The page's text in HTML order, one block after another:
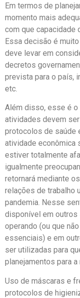
Em termos de
momento mais
com que capacidade
Essa decisão é
deve levar em
decretos
prevista para o país,
etc.
Além disso, esse é o
atividades devem
protocolos de saúde
atividade econômica
estiver totalmente
igualmente
retornará mediante
relações de trabalho
pandemia. Nesse
disponível em outros
operando (ou que
essenciais) e em
ser utilizadas para
planejamentos para
Uso de máscaras e
protocolos de